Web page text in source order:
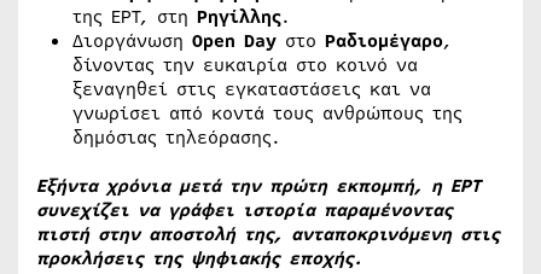
της ΕΡΤ, στη Ρηγίλλης.
Διοργάνωση Open Day στο Ραδιομέγαρο,
δίνοντας την ευκαιρία στο κοινό να
ξεναγηθεί στις εγκαταστάσεις και να
γνωρίσει από κοντά τους ανθρώπους της
δημόσιας τηλεόρασης.
Εξήντα χρόνια μετά την πρώτη εκπομπή, η ΕΡΤ
συνεχίζει να γράφει ιστορία παραμένοντας
πιστή στην αποστολή της, ανταποκρινόμενη στις
προκλήσεις της ψηφιακής εποχής.